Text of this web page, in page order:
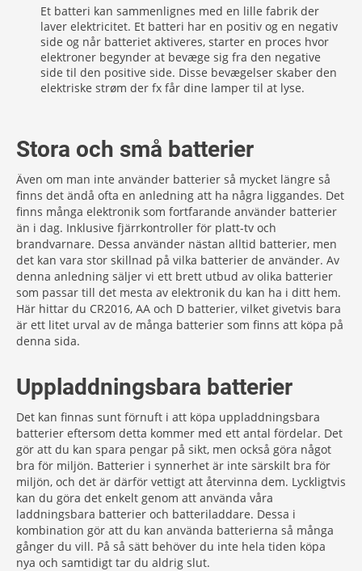
Et batteri kan sammenlignes med en lille fabrik der
laver elektricitet. Et batteri har en positiv og en negativ
side og når batteriet aktiveres, starter en proces hvor
elektroner begynder at bevæge sig fra den negative
side til den positive side. Disse bevægelser skaber den
elektriske strøm der fx får dine lamper til at lyse.
Stora och små batterier
Även om man inte använder batterier så mycket längre så
finns det ändå ofta en anledning att ha några liggandes. Det
finns många elektronik som fortfarande använder batterier
än i dag. Inklusive fjärrkontroller för platt-tv och
brandvarnare. Dessa använder nästan alltid batterier, men
det kan vara stor skillnad på vilka batterier de använder. Av
denna anledning säljer vi ett brett utbud av olika batterier
som passar till det mesta av elektronik du kan ha i ditt hem.
Här hittar du CR2016, AA och D batterier, vilket givetvis bara
är ett litet urval av de många batterier som finns att köpa på
denna sida.
Uppladdningsbara batterier
Det kan finnas sunt förnuft i att köpa uppladdningsbara
batterier eftersom detta kommer med ett antal fördelar. Det
gör att du kan spara pengar på sikt, men också göra något
bra för miljön. Batterier i synnerhet är inte särskilt bra för
miljön, och det är därför vettigt att återvinna dem. Lyckligtvis
kan du göra det enkelt genom att använda våra
laddningsbara batterier och batteriladdare. Dessa i
kombination gör att du kan använda batterierna så många
gånger du vill. På så sätt behöver du inte hela tiden köpa
nya och samtidigt tar du aldrig slut.